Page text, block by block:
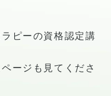
ピーの資格認定講
ージも見てくださ